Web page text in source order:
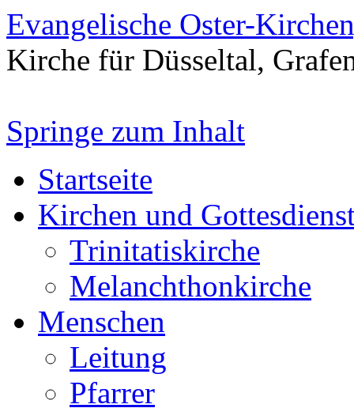
Evangelische Oster-
Kirche für Düsseltal,
Springe zum Inhalt
Startseite
Kirchen und
Trinitatiskirche
Melanchthonkirche
Menschen
Leitung
Pfarrer